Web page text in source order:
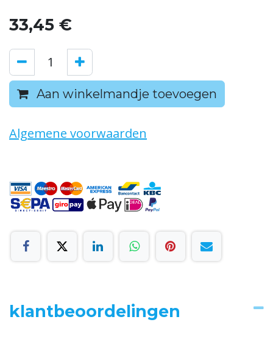
33,45 €
Aan winkelmandje toevoegen
Algemene voorwaarden
klantbeoordelingen